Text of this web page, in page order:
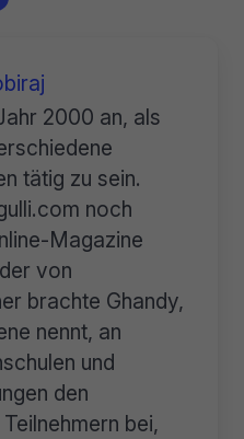
2000 an, als
tätig zu sein.
noch
Magazine
von
brachte Ghandy,
nennt, an
und
den
bei,